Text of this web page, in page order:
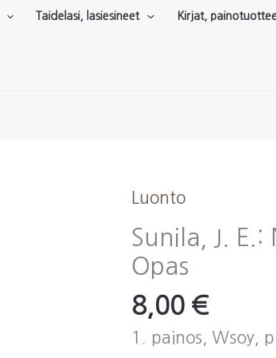
Taidelasi, lasiesineet Kirjat,
Luonto
Sunila, J.
Opas
8,00 €
1. painos, Wsoy,